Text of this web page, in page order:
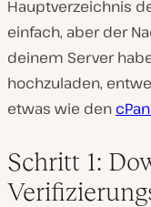
Hauptverzeichnis
einfach, aber der
deinem Server
hochzuladen,
etwas wie den
Schritt 1: